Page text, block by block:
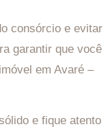
consórcio e evitar
garantir que você
em Avaré –
e fique atento